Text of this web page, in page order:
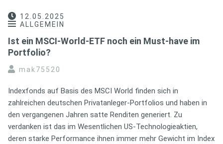
12.05.2025
ALLGEMEIN
Ist ein MSCI-World-ETF noch ein Must-have im
Portfolio?
mak75520
Indexfonds auf Basis des MSCI World finden sich in
zahlreichen deutschen Privatanleger-Portfolios und haben in
den vergangenen Jahren satte Renditen generiert. Zu
verdanken ist das im Wesentlichen US-Technologieaktien,
deren starke Performance ihnen immer mehr Gewicht im Index